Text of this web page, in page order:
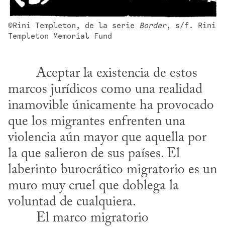
©Rini Templeton, de la serie Border, s/f. Rini
Templeton Memorial Fund
marcos jurídicos como una realidad
inamovible únicamente ha provocado
que los migrantes enfrenten una
violencia aún mayor que aquella por
la que salieron de sus países. El
laberinto burocrático migratorio es un
muro muy cruel que doblega la
voluntad de cualquiera.